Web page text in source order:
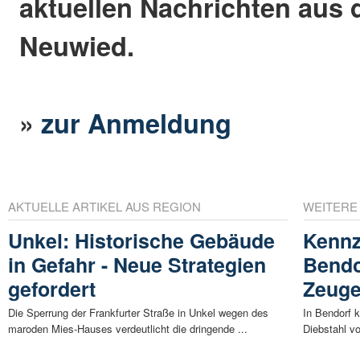
Neuwied.
»zur Anmeldung
AKTUELLE ARTIKEL AUS REGION
Unkel: Historische Gebäude
in Gefahr - Neue Strategien
gefordert
Die Sperrung der Frankfurter Straße in Unkel wegen des
maroden Mies-Hauses verdeutlicht die dringende ...
In Bendorf
Diebstahl